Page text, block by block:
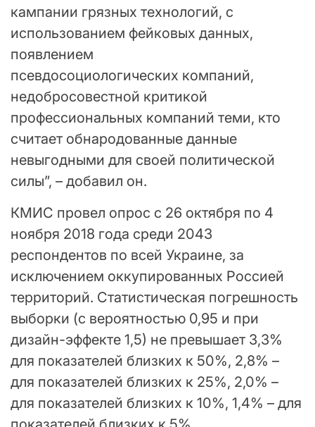
кампании грязных технологий, с
использованием фейковых данных,
появлением
псевдосоциологических компаний,
недобросовестной критикой
профессиональных компаний теми, кто
считает обнародованные данные
невыгодными для своей политической
силы”, – добавил он.
КМИС провел опрос с 26 октября по 4
ноября 2018 года среди 2043
респондентов по всей Украине, за
исключением оккупированных Россией
территорий. Статистическая погрешность
выборки (с вероятностью 0,95 и при
дизайн-эффекте 1,5) не превышает 3,3%
для показателей близких к 50%, 2,8% –
для показателей близких к 25%, 2,0% –
для показателей близких к 10%, 1,4% – для